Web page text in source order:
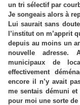
un tri sélectif par
Je songeais alors à
Lui saurait sans
l’institut on m’apprit
depuis au moins un
nouvelle adresse.
municipaux de
effectivement
encore il n’y avait
me sentais démuni
pour moi une sorte de